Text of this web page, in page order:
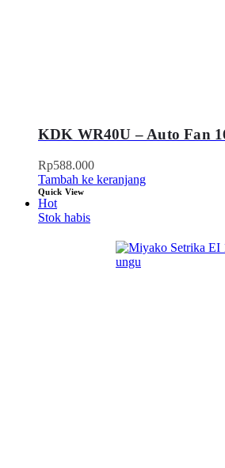
KDK WR40U – Auto Fan
Rp588.000
Tambah ke keranjang
Quick View
Hot
Stok habis